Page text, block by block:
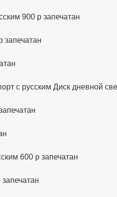
900 р запечатан
запечатан
с русским Диск дневной
600 р запечатан